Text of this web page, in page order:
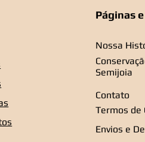
Páginas
Nossa
Semijoia
Contato
Termos de
Envios e